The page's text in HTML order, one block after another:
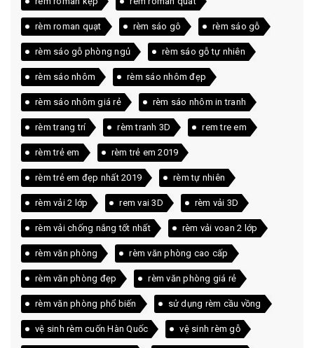
rèm roman quạt rèm sáo gô rèm sáo gỗ
rèm sáo gỗ phòng ngủ rèm sáo gỗ tự nhiên
rèm sáo nhôm rèm sáo nhôm đẹp
rèm sáo nhôm giá rẻ rèm sáo nhôm in tranh
rèm trang trí rèm tranh 3D rem tre em
rèm trẻ em rèm trẻ em 2019
rèm trẻ em đẹp nhất 2019 rèm tự nhiên
rèm vải 2 lớp rem vai 3D rèm vải 3D
rèm vải chống nắng tốt nhất rèm vải voan 2 lớp
rèm văn phòng rèm văn phòng cao cấp
rèm văn phòng đẹp rèm văn phòng giá rẻ
rèm văn phòng phổ biến sử dụng rèm cầu vồng
vệ sinh rèm cuốn Hàn Quốc vệ sinh rèm gỗ